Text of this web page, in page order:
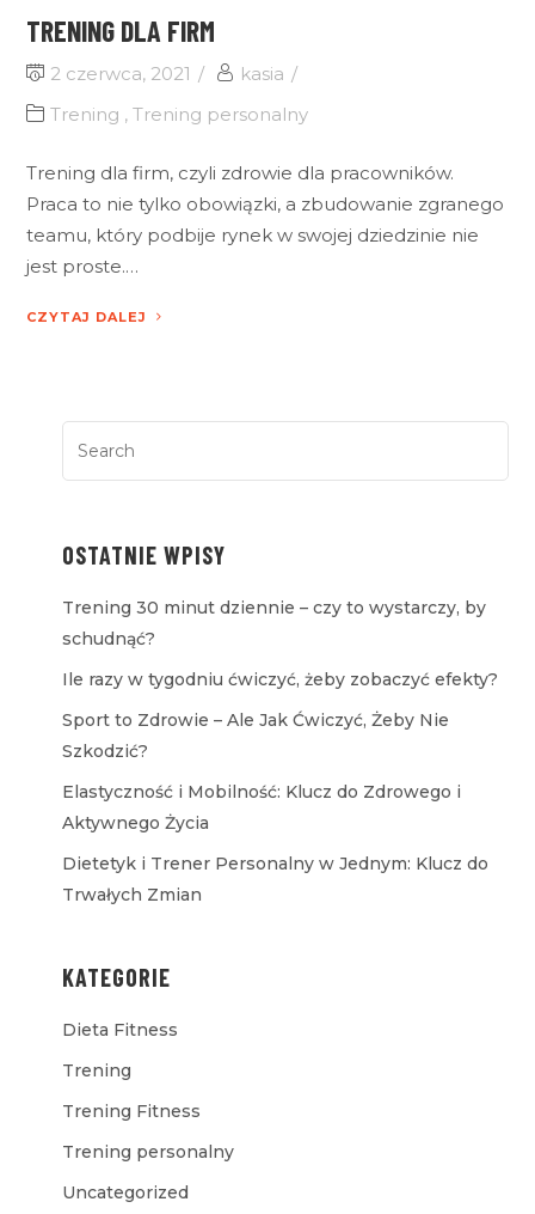
TRENING DLA FIRM
2 czerwca, 2021
kasia
Trening ,Trening personalny
Trening dla firm, czyli zdrowie dla pracowników.
Praca to nie tylko obowiązki, a zbudowanie zgranego
teamu, który podbije rynek w swojej dziedzinie nie
jest proste.…
CZYTAJ DALEJ
OSTATNIE WPISY
Trening 30 minut dziennie – czy to wystarczy, by
schudnąć?
Ile razy w tygodniu ćwiczyć, żeby zobaczyć efekty?
Sport to Zdrowie – Ale Jak Ćwiczyć, Żeby Nie
Szkodzić?
Elastyczność i Mobilność: Klucz do Zdrowego i
Aktywnego Życia
Dietetyk i Trener Personalny w Jednym: Klucz do
Trwałych Zmian
KATEGORIE
Dieta Fitness
Trening
Trening Fitness
Trening personalny
Uncategorized